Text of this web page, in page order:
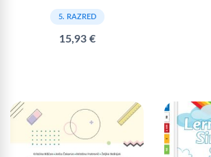
5. RAZRED
15,93 €